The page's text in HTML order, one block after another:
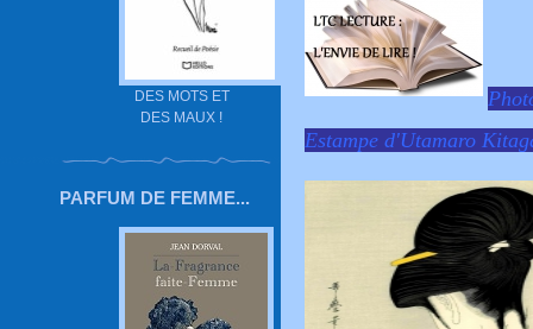
DES MOTS ET
DES MAUX !
PARFUM DE FEMME...
Estampe d'Utamaro